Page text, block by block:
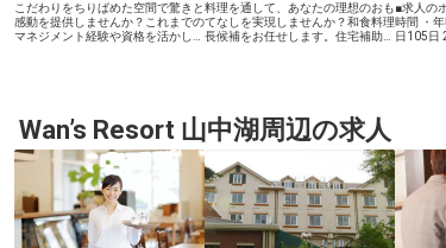
こだわりをちりばめた空間で驚きと
感動を提供しませんか？これまでの
マネジメント経験や資格を活かして
ルの中庭には八ヶ岳の湧水が流れ込
む「からまつ湖」があります。四季
折々の美しい景色が望める散歩道で
は、癒しのひと時を提供していま
す。※この求人は2023年6月1日時
点の情報です
料理を通して、あなたの理想のおも
てなしを実現しませんか？和食料理
長候補をお任せします。住宅補助手
レストランでは、美味しい空気と水
のある八ヶ岳ならではの地元食材を
活かした、カジュアル会席料理や特
選会席料理などを提供しています。
※この求人は2024年1月31日時点の
情報です
■求人の
時間 ・
日105日 2023年6月オープンの自然
イル。あ
「自由で
ンルの
フとし
月29日時
Wan’s Resort 山中湖周辺の求人